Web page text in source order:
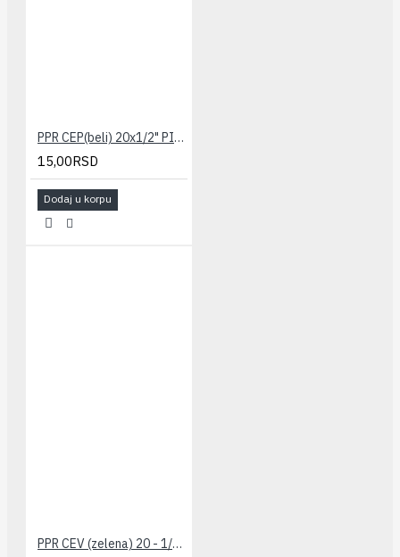
PPR CEP(beli) 20x1/2" PILSA
15,00RSD
Dodaj u korpu
PPR CEV (zelena) 20 - 1/2" PESTAN